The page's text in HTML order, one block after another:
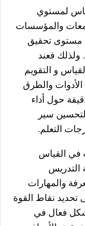
لمستوي
والمؤسسات
مستوى تحقيق
ولذلك فعند
و التقويم
والطرق
حول أداء
لتحسين سير
التعلم.
في القياس
التدريس
والمهارات
تحديد نقاط القوة
فعال في